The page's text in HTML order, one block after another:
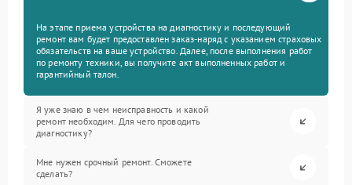
На этапе приема устройства на диагностику и последующий
ремонт вам будет предоставлен заказ-наряд с указанием страховых
обязательств на ваше устройство. Далее, после выполнения работ
по ремонту техники, вы получите акт выполненных работ и
гарантийный талон.
Я уже знаю в чем неисправность и какой
ремонт необходим. Для чего проводить
диагностику?
Мне нужен срочный ремонт. Сможете
сделать?